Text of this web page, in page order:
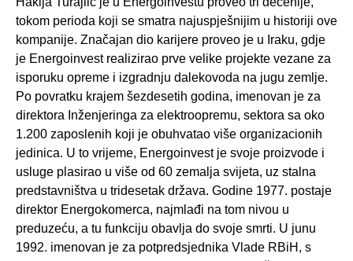
tokom perioda koji se smatra najuspješnijim u historiji ove
kompanije. Značajan dio karijere proveo je u Iraku, gdje
je Energoinvest realizirao prve velike projekte vezane za
isporuku opreme i izgradnju dalekovoda na jugu zemlje.
Po povratku krajem šezdesetih godina, imenovan je za
direktora Inženjeringa za elektroopremu, sektora sa oko
1.200 zaposlenih koji je obuhvatao više organizacionih
jedinica. U to vrijeme, Energoinvest je svoje proizvode i
usluge plasirao u više od 60 zemalja svijeta, uz stalna
predstavništva u tridesetak država. Godine 1977. postaje
direktor Energokomerca, najmlađi na tom nivou u
preduzeću, a tu funkciju obavlja do svoje smrti. U junu
1992. imenovan je za potpredsjednika Vlade RBiH, s